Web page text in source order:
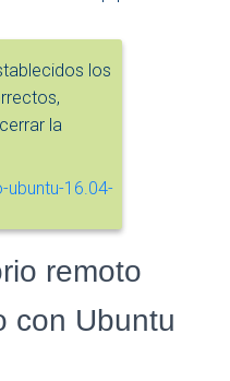
los
la
remoto
con Ubuntu